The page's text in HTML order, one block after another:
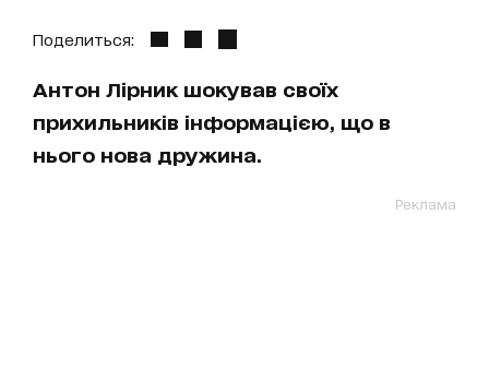
Поделиться:
Антон Лірник шокував своїх
прихильників інформацією, що в
нього нова дружина.
Реклама